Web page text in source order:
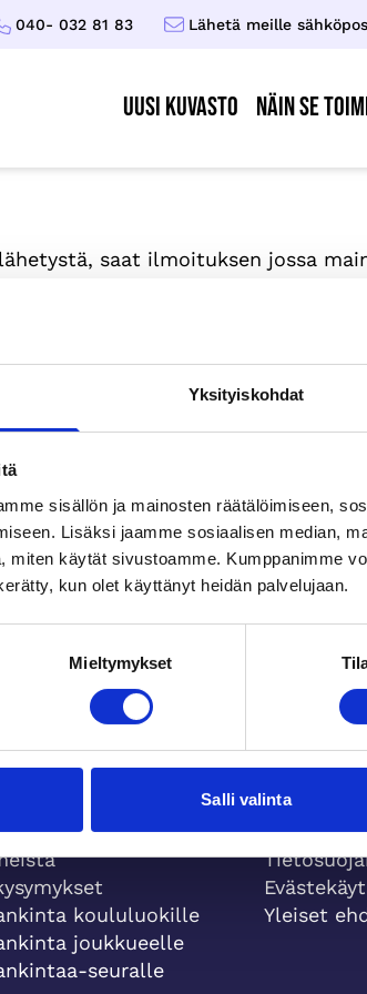
Yksityiskohdat
sisällön ja mainosten räätälöimiseen,
Lisäksi jaamme sosiaalisen median,
miten käytät sivustoamme. Kumppanimme
kun olet käyttänyt heidän palvelujaan.
Mieltymykset
Salli valinta
040- 032 81 83 Lähetä meille
UUSI KUVASTO Näin se
saat ilmoituksen jossa
koululuokille
joukkueelle
seuralle
Yleiset
Yleiset